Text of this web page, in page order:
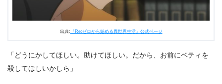
出典: 『Re:ゼロから始める異世界生活』公式ページ
「どうにかしてほしい。助けてほしい。だから、お前にベティを
殺してほしいかしら」